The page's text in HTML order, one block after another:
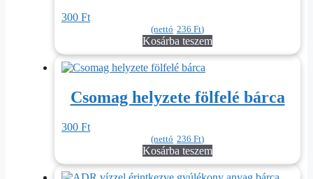
300 Ft
(nettó 236 Ft)
Kosárba teszem
Csomag helyzete fölfelé bárca
300 Ft
(nettó 236 Ft)
Kosárba teszem